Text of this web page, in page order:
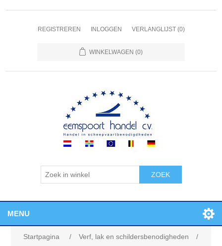
REGISTREREN INLOGGEN VERLANGLIJST (0)
WINKELWAGEN (0)
ZOEK
MENU
Startpagina / Verf, lak en schildersbenodigheden
/